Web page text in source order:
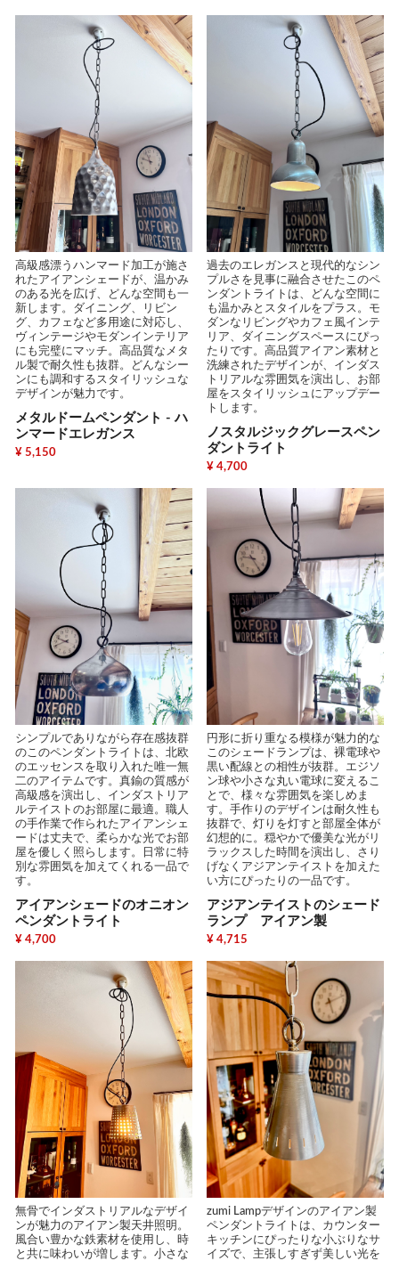
高級感漂うハンマード加工が施さ
れたアイアンシェードが、温かみ
のある光を広げ、どんな空間も一
新します。ダイニング、リビン
グ、カフェなど多用途に対応し、
ヴィンテージやモダンインテリア
にも完璧にマッチ。高品質なメタ
ル製で耐久性も抜群。どんなシー
ンにも調和するスタイリッシュな
デザインが魅力です。
メタルドームペンダント - ハ
ンマードエレガンス
¥ 5,150
過去のエレガンスと現代的なシン
プルさを見事に融合させたこのペ
ンダントライトは、どんな空間に
も温かみとスタイルをプラス。モ
ダンなリビングやカフェ風インテ
リア、ダイニングスペースにぴっ
たりです。高品質アイアン素材と
洗練されたデザインが、インダス
トリアルな雰囲気を演出し、お部
屋をスタイリッシュにアップデー
トします。
ノスタルジックグレースペン
ダントライト
¥ 4,700
シンプルでありながら存在感抜群
のこのペンダントライトは、北欧
のエッセンスを取り入れた唯一無
二のアイテムです。真鍮の質感が
高級感を演出し、インダストリア
ルテイストのお部屋に最適。職人
の手作業で作られたアイアンシェ
ードは丈夫で、柔らかな光でお部
屋を優しく照らします。日常に特
別な雰囲気を加えてくれる一品で
す。
アイアンシェードのオニオン
ペンダントライト
¥ 4,700
円形に折り重なる模様が魅力的な
このシェードランプは、裸電球や
黒い配線との相性が抜群。エジソ
ン球や小さな丸い電球に変えるこ
とで、様々な雰囲気を楽しめま
す。手作りのデザインは耐久性も
抜群で、灯りを灯すと部屋全体が
幻想的に。穏やかで優美な光がリ
ラックスした時間を演出し、さり
げなくアジアンテイストを加えた
い方にぴったりの一品です。
アジアンテイストのシェード
ランプ アイアン製
¥ 4,715
無骨でインダストリアルなデザイ
ンが魅力のアイアン製天井照明。
風合い豊かな鉄素材を使用し、時
と共に味わいが増します。小さな
zumi Lampデザインのアイアン製
ペンダントライトは、カウンター
キッチンにぴったりな小ぶりなサ
イズで、主張しすぎず美しい光を